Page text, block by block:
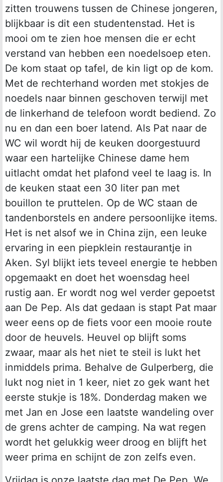
zitten trouwens tussen de Chinese jongeren,
blijkbaar is dit een studentenstad. Het is
mooi om te zien hoe mensen die er echt
verstand van hebben een noedelsoep eten.
De kom staat op tafel, de kin ligt op de kom.
Met de rechterhand worden met stokjes de
noedels naar binnen geschoven terwijl met
de linkerhand de telefoon wordt bediend. Zo
nu en dan een boer latend. Als Pat naar de
WC wil wordt hij de keuken doorgestuurd
waar een hartelijke Chinese dame hem
uitlacht omdat het plafond veel te laag is. In
de keuken staat een 30 liter pan met
bouillon te pruttelen. Op de WC staan de
tandenborstels en andere persoonlijke items.
Het is net alsof we in China zijn, een leuke
ervaring in een piepklein restaurantje in
Aken. Syl blijkt iets teveel energie te hebben
opgemaakt en doet het woensdag heel
rustig aan. Er wordt nog wel verder gepoetst
aan De Pep. Als dat gedaan is stapt Pat maar
weer eens op de fiets voor een mooie route
door de heuvels. Heuvel op blijft soms
zwaar, maar als het niet te steil is lukt het
inmiddels prima. Behalve de Gulperberg, die
lukt nog niet in 1 keer, niet zo gek want het
eerste stukje is 18%. Donderdag maken we
met Jan en Jose een laatste wandeling over
de grens achter de camping. Na wat regen
wordt het gelukkig weer droog en blijft het
weer prima en schijnt de zon zelfs even.